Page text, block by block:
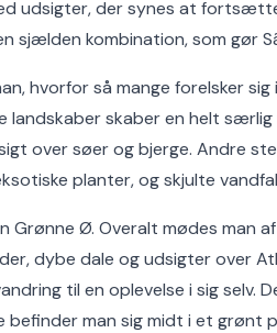
udsigter, der synes at
sjælden kombination, som gør
hvorfor så mange forelsker
skaber en helt særlig
over søer og bjerge. Andre
planter, og skjulte
Grønne Ø. Overalt mødes man
dybe dale og udsigter over
til en oplevelse i sig selv.
man sig midt i et grønt